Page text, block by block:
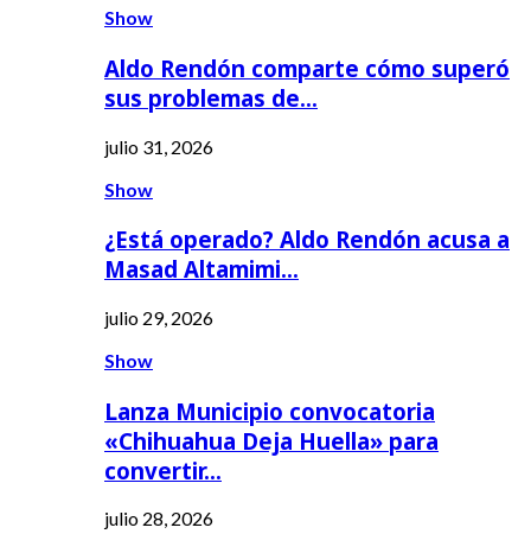
Show
Aldo Rendón comparte cómo superó
sus problemas de…
julio 31, 2026
Show
¿Está operado? Aldo Rendón acusa a
Masad Altamimi…
julio 29, 2026
Show
Lanza Municipio convocatoria
«Chihuahua Deja Huella» para
convertir…
julio 28, 2026